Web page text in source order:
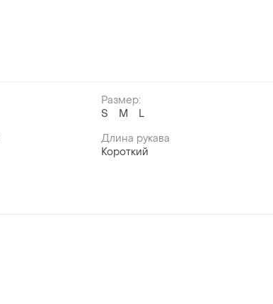
Размер:
S
M
L
Длина рукава
Короткий